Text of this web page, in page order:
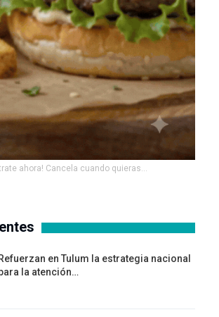
ahora! Cancela cuando quieras...
Refuerzan en Tulum la estrategia nacional
la atención…